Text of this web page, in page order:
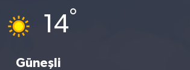
14°
Güneşli